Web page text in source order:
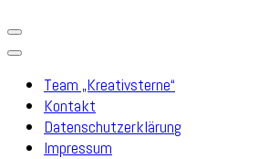
Team „Kreativsterne“
Kontakt
Datenschutzerklärung
Impressum